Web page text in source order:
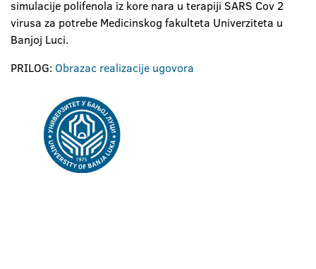
simulacije polifenola iz kore nara u terapiji SARS Cov 2
virusa za potrebe Medicinskog fakulteta Univerziteta u
Banjoj Luci.
PRILOG: Obrazac realizacije ugovora